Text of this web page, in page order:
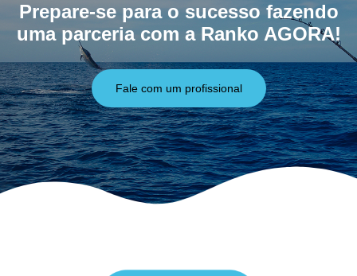
Prepare-se para o sucesso fazendo
uma parceria com a Ranko AGORA!
Fale com um profissional